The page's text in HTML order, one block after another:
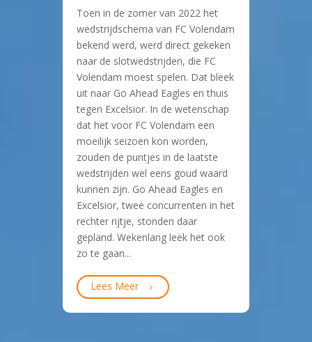
Toen in de zomer van 2022 het
wedstrijdschema van FC Volendam
bekend werd, werd direct gekeken
naar de slotwedstrijden, die FC
Volendam moest spelen. Dat bleek
uit naar Go Ahead Eagles en thuis
tegen Excelsior. In de wetenschap
dat het voor FC Volendam een
moeilijk seizoen kon worden,
zouden de puntjes in de laatste
wedstrijden wel eens goud waard
kunnen zijn. Go Ahead Eagles en
Excelsior, twee concurrenten in het
rechter rijtje, stonden daar
gepland. Wekenlang leek het ook
zo te gaan...
Lees Meer